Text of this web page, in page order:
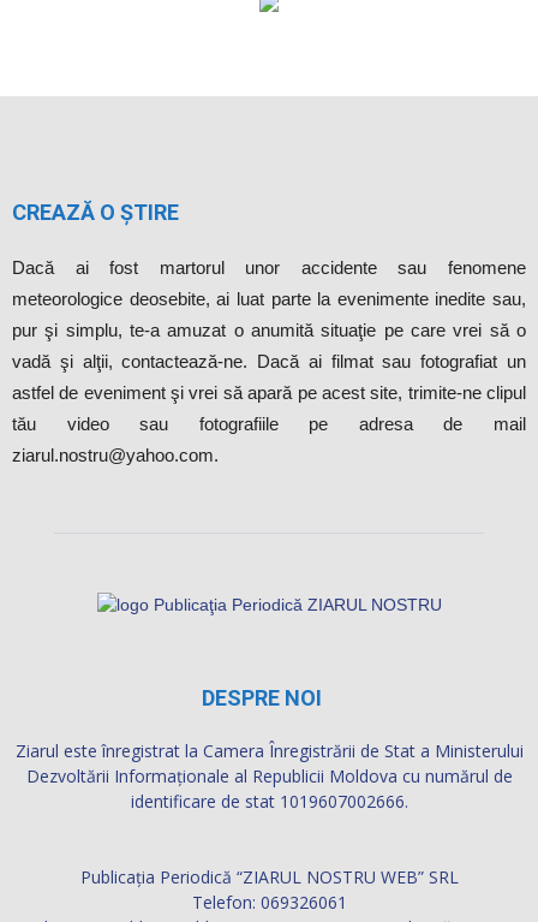
CREAZĂ O ȘTIRE
Dacă ai fost martorul unor accidente sau fenomene
meteorologice deosebite, ai luat parte la evenimente inedite sau,
pur şi simplu, te-a amuzat o anumită situaţie pe care vrei să o
vadă şi alţii, contactează-ne. Dacă ai filmat sau fotografiat un
astfel de eveniment şi vrei să apară pe acest site, trimite-ne clipul
tău video sau fotografiile pe adresa de mail
ziarul.nostru@yahoo.com.
DESPRE NOI
Ziarul este înregistrat la Camera Înregistrării de Stat a Ministerului
Dezvoltării Informaţionale al Republicii Moldova cu numărul de
identificare de stat 1019607002666.
Publicația Periodică “ZIARUL NOSTRU WEB” SRL
Telefon: 069326061